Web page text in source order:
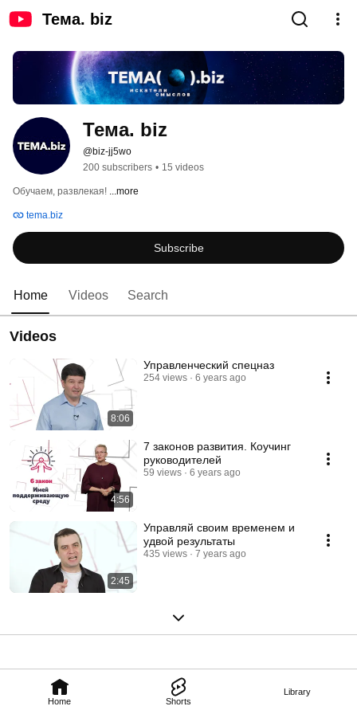
Тема. biz
Home Shorts
Library
Тема. biz
@biz-jj5wo
200 subscribers • 15 videos
Обучаем, развлекая! ...more
tema.biz
Subscribe
Home Videos Search
Videos
8:06
Управленческий спецназ
254 views 6 years ago
4:56
7 законов развития. Коучинг
руководителей
59 views 6 years ago
2:45
Управляй своим временем и
удвой результаты
435 views 7 years ago